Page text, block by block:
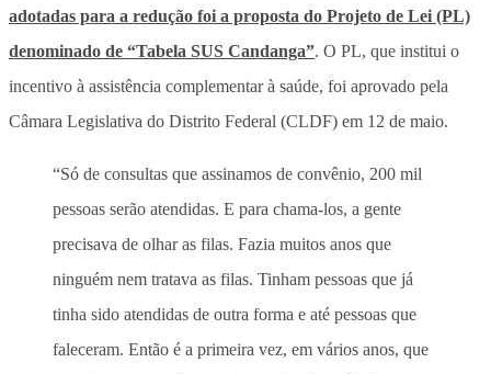
adotadas para a redução foi a proposta do Projeto de Lei (PL)
denominado de “Tabela SUS Candanga”. O PL, que institui o
incentivo à assistência complementar à saúde, foi aprovado pela
Câmara Legislativa do Distrito Federal (CLDF) em 12 de maio.
“Só de consultas que assinamos de convênio, 200 mil
pessoas serão atendidas. E para chama-los, a gente
precisava de olhar as filas. Fazia muitos anos que
ninguém nem tratava as filas. Tinham pessoas que já
tinha sido atendidas de outra forma e até pessoas que
faleceram. Então é a primeira vez, em vários anos, que